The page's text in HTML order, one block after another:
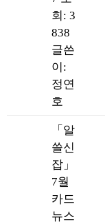
회: 3
838
글쓴
이:
정연
호
「알
쓸신
잡」
7월
카드
뉴스